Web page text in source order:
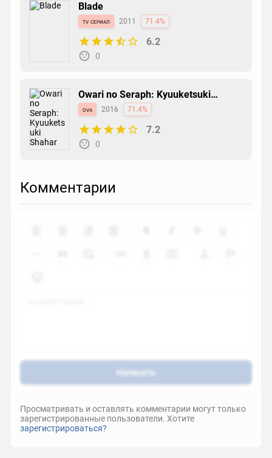
Blade
tv сериал 2011 71.4%
6.2
0
Owari no Seraph: Kyuuketsuki
Shahar
ova 2016 71.4%
7.2
0
Комментарии
Написать
Просматривать и оставлять комментарии могут только
зарегистрированные пользователи. Хотите
зарегистрироваться?